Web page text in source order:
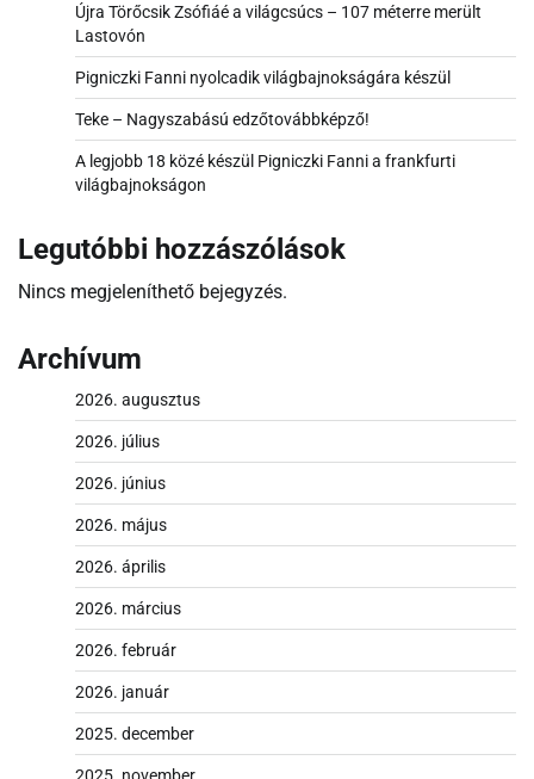
Újra Törőcsik Zsófiáé a világcsúcs – 107 méterre merült
Lastovón
Pigniczki Fanni nyolcadik világbajnokságára készül
Teke – Nagyszabású edzőtovábbképző!
A legjobb 18 közé készül Pigniczki Fanni a frankfurti
világbajnokságon
Legutóbbi hozzászólások
Nincs megjeleníthető bejegyzés.
Archívum
2026. augusztus
2026. július
2026. június
2026. május
2026. április
2026. március
2026. február
2026. január
2025. december